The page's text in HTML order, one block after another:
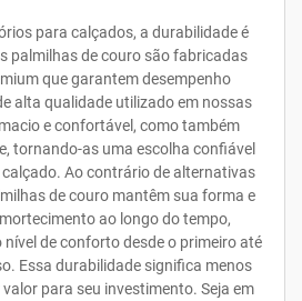
para calçados, a durabilidade é
palmilhas de couro são fabricadas
que garantem desempenho
alta qualidade utilizado em nossas
e confortável, como também
tornando-as uma escolha confiável
Ao contrário de alternativas
de couro mantêm sua forma e
ao longo do tempo,
de conforto desde o primeiro até
Essa durabilidade significa menos
para seu investimento. Seja em